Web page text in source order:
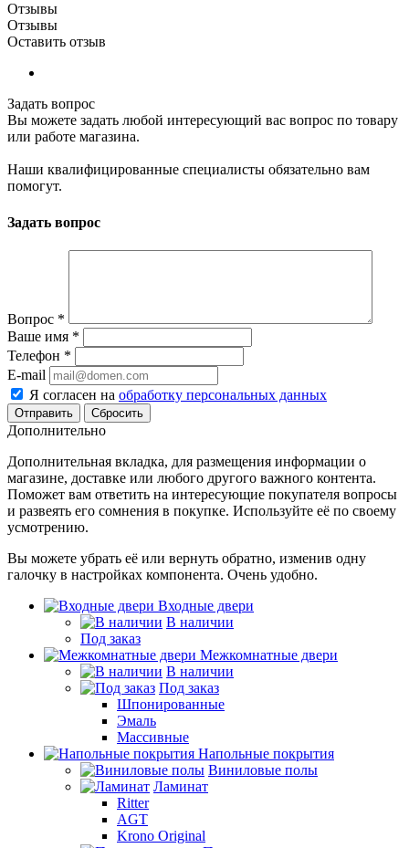
Отзывы
Отзывы
Оставить отзыв
Задать вопрос
Вы можете задать любой интересующий вас вопрос по товару
или работе магазина.
Наши квалифицированные специалисты обязательно вам
помогут.
Задать вопрос
Вопрос *
Ваше имя *
Телефон *
E-mail
Я согласен на обработку персональных данных
Сбросить
Дополнительно
Дополнительная вкладка, для размещения информации о
магазине, доставке или любого другого важного контента.
Поможет вам ответить на интересующие покупателя вопросы
и развеять его сомнения в покупке. Используйте её по своему
усмотрению.
Вы можете убрать её или вернуть обратно, изменив одну
галочку в настройках компонента. Очень удобно.
Входные двери
В наличии
Под заказ
Межкомнатные двери
В наличии
Под заказ
Шпонированные
Эмаль
Массивные
Напольные покрытия
Виниловые полы
Ламинат
Ritter
AGT
Krono Original